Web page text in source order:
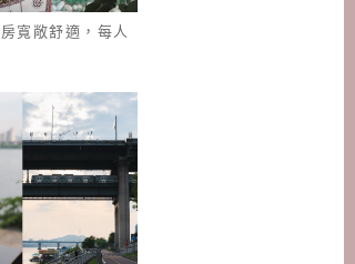
寬敞舒適，每人